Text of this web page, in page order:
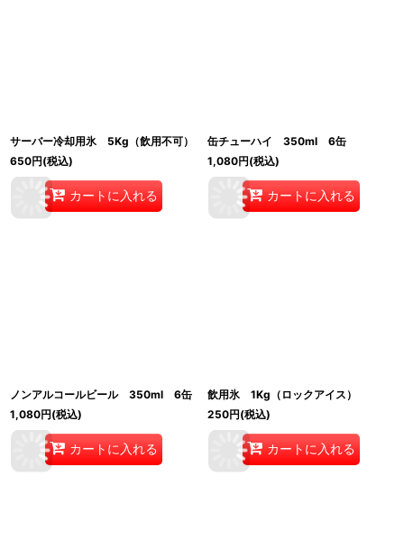
サーバー冷却用氷 5Kg（飲用不可）
650円(税込)
カートに入れる
缶チューハイ 350ml 6缶
1,080円(税込)
カートに入れる
ノンアルコールビール 350ml 6缶
1,080円(税込)
カートに入れる
飲用氷 1Kg（ロックアイス）
250円(税込)
カートに入れる